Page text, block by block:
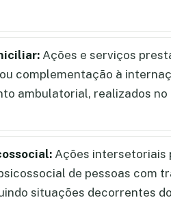
Ações e serviços
complementação à
ambulatorial, realizados no
Ações intersetoriais
de pessoas com
situações decorrentes